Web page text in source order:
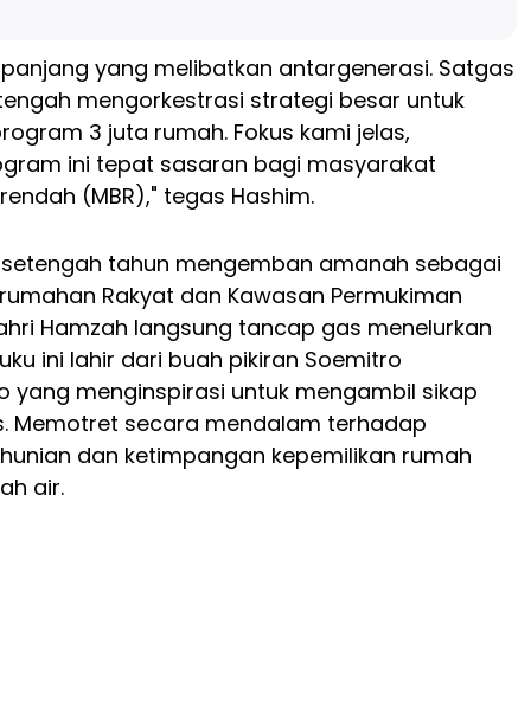
yang melibatkan antargenerasi. Satgas
mengorkestrasi strategi besar untuk
3 juta rumah. Fokus kami jelas,
ini tepat sasaran bagi masyarakat
(MBR)," tegas Hashim.
tahun mengemban amanah sebagai
Rakyat dan Kawasan Permukiman
Hamzah langsung tancap gas menelurkan
ini lahir dari buah pikiran Soemitro
yang menginspirasi untuk mengambil sikap
Memotret secara mendalam terhadap
dan ketimpangan kepemilikan rumah
air.